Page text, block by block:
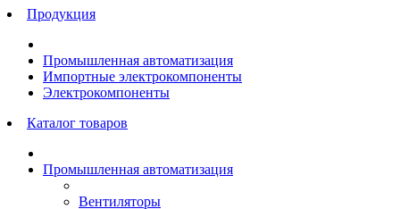
Продукция
Промышленная автоматизация
Импортные электрокомпоненты
Электрокомпоненты
Каталог товаров
Промышленная автоматизация
Вентиляторы